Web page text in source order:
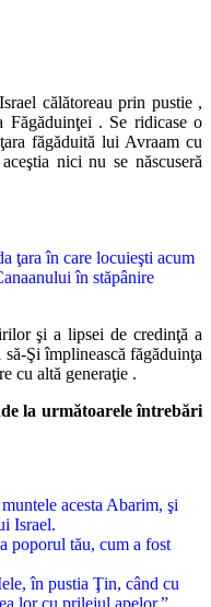
călătoreau prin pustie ,
Făgăduinţei . Se ridicase o
făgăduită lui Avraam cu
nici nu se născuseră
ţara în care locuieşti acum
în stăpânire
şi a lipsei de credinţă a
Şi împlinească făgăduinţa
cu altă generaţie .
la următoarele întrebări
acesta Abarim, şi
Israel.
poporul tău, cum a fost
în pustia Ţin, când cu